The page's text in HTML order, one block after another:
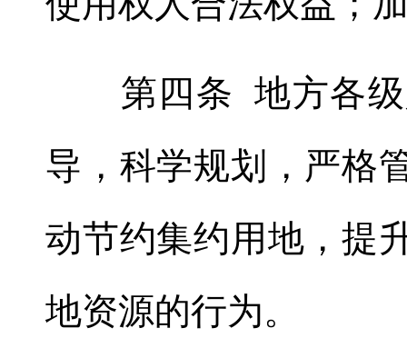
第四条 地方各级
导 ， 科学规划，严格
动节约集约用地 ，提
地资源的行为。